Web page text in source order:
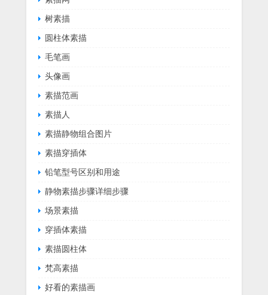
树素描
圆柱体素描
毛笔画
头像画
素描范画
素描人
素描静物组合图片
素描穿插体
铅笔型号区别和用途
静物素描步骤详细步骤
场景素描
穿插体素描
素描圆柱体
梵高素描
好看的素描画